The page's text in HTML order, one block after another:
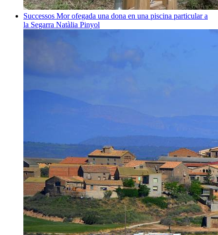
Successos Mor ofegada una dona en una piscina particular a
la Segarra Natàlia Pinyol